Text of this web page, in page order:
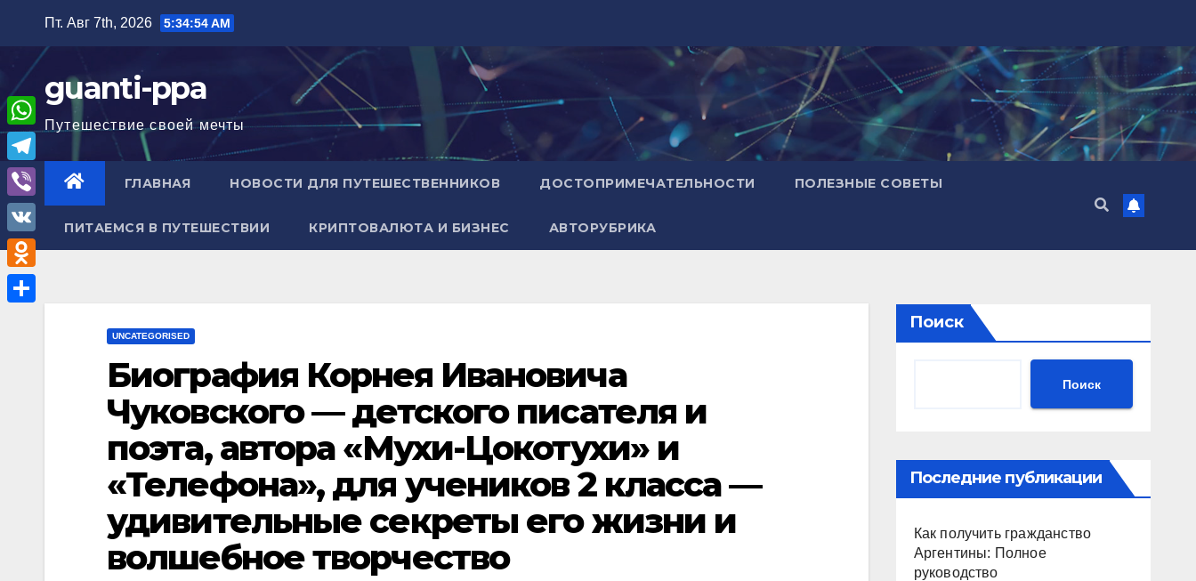
содержимому
Пт. Авг 7th, 2026 5:34:55 AM
guanti-ppa
Путешествие своей мечты
ГЛАВНАЯ НОВОСТИ ДЛЯ ПУТЕШЕСТВЕННИКОВ ДОСТОПРИМЕЧАТЕЛЬНОСТИ ПОЛЕЗНЫЕ СОВЕТЫ
ПИТАЕМСЯ В ПУТЕШЕСТВИИ КРИПТОВАЛЮТА И БИЗНЕС АВТОРУБРИКА
UNCATEGORISED
Биография Корнея Ивановича
Чуковского — детского писателя и
поэта, автора «Мухи-Цокотухи» и
«Телефона», для учеников 2 класса —
удивительные секреты его жизни и
волшебное творчество
Поиск
Поиск
Последние публикации
Как получить гражданство
Аргентины: Полное
руководство
W
h
a
A
T
e
l
e
g
V
i
b
e
V
K
O